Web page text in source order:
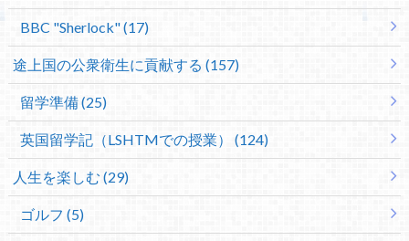
BBC "Sherlock" (17)
途上国の公衆衛生に貢献する (157)
留学準備 (25)
英国留学記（LSHTMでの授業） (124)
人生を楽しむ (29)
ゴルフ (5)